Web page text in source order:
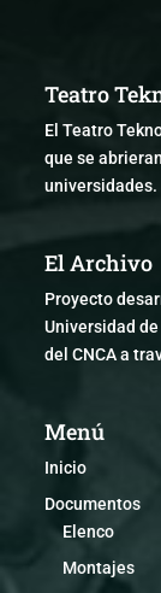
Teatro
El Teatro
que se
universidades.
El Archivo
Proyecto
Universidad
del CNCA a
Menú
Inicio
Documentos
Elenco
Montajes